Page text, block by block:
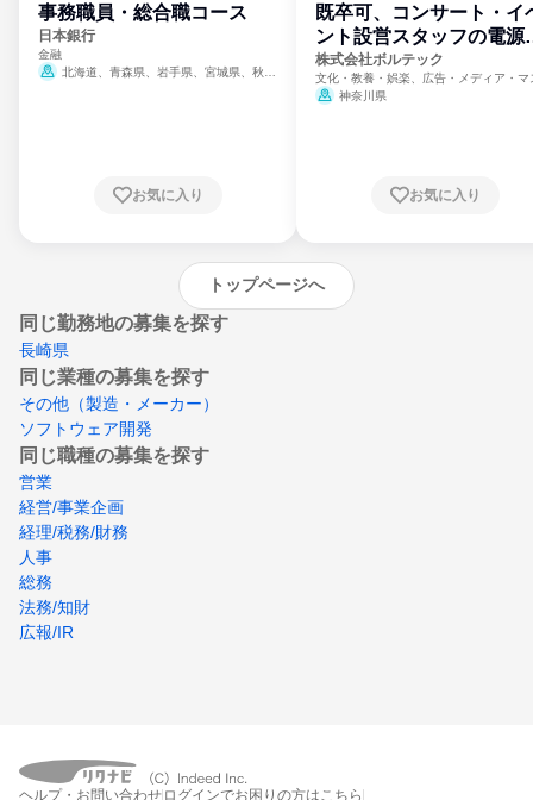
事務職員・総合職コース
日本銀行
金融
北海道、青森県、岩手県、宮城県、秋田
崎県、熊本県、大分県、宮崎県、鹿児島県、
お気に入り
既卒可、コンサート・イ
ント設営スタッフの電源
門
株式会社ボルテック
文化・教養・娯楽、広告・メディア・マ
ミ、電力・ガス・水道・エネルギー
神奈川県
お気に入り
トップページへ
同じ勤務地の募集を探す
長崎県
同じ業種の募集を探す
その他（製造・メーカー）
ソフトウェア開発
同じ職種の募集を探す
営業
経営/事業企画
経理/税務/財務
人事
総務
法務/知財
広報/IR
ヘルプ・お問い合わせ ログインでお困りの方はこちら